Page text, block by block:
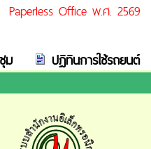
Paperless Office พ.ศ. 2569
ม ปฏิทินการใช้รถยนต์